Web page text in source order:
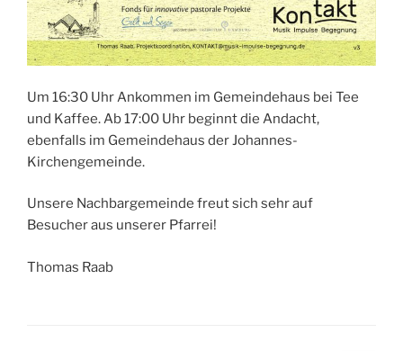
Um 16:30 Uhr Ankommen im Gemeindehaus bei Tee
und Kaffee. Ab 17:00 Uhr beginnt die Andacht,
ebenfalls im Gemeindehaus der Johannes-
Kirchengemeinde.
Unsere Nachbargemeinde freut sich sehr auf
Besucher aus unserer Pfarrei!
Thomas Raab